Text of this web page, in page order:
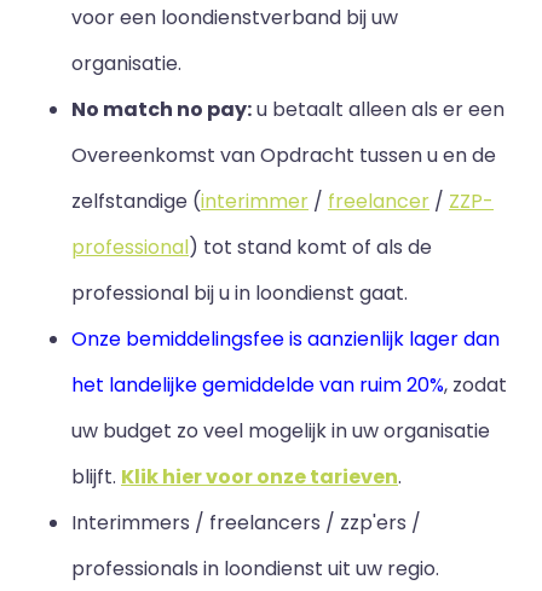
voor een loondienstverband bij uw
organisatie.
No match no pay:u betaalt alleen als er een
Overeenkomst van Opdracht tussen u en de
zelfstandige (interimmer / freelancer / ZZP-
professional) tot stand komt of als de
professional bij u in loondienst gaat.
Onze bemiddelingsfee is aanzienlijk lager dan
het landelijke gemiddelde van ruim 20%, zodat
uw budget zo veel mogelijk in uw organisatie
blijft. Klik hier voor onze tarieven.
Interimmers / freelancers / zzp'ers /
professionals in loondienst uit uw regio.